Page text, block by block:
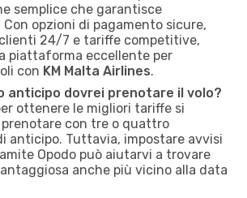
semplice che garantisce
opzioni di pagamento sicure,
24/7 e tariffe competitive,
piattaforma eccellente per
con KM Malta Airlines.
anticipo dovrei prenotare il volo?
ottenere le migliori tariffe si
con tre o quattro
anticipo. Tuttavia, impostare avvisi
Opodo può aiutarvi a trovare
anche più vicino alla data